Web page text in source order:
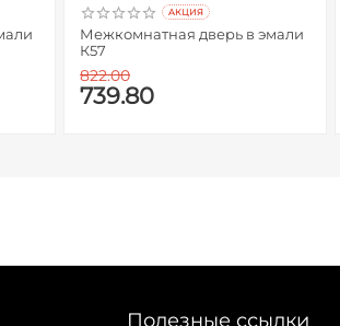
AКЦИЯ
Межкомнатная дверь в эмали
К57
822.00
739.80
Полезные ссылки